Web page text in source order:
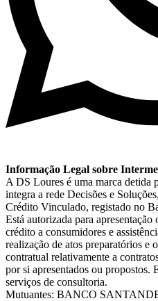
Informação Legal sobre
A DS Loures é uma marca detida
integra a rede Decisões e
Crédito Vinculado, registado no
Está autorizada para
crédito a consumidores e
realização de atos preparatórios e
contratual relativamente a
por si apresentados ou propostos.
serviços de consultoria.
Mutuantes: BANCO